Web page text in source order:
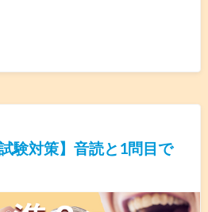
験対策】音読と1問目で